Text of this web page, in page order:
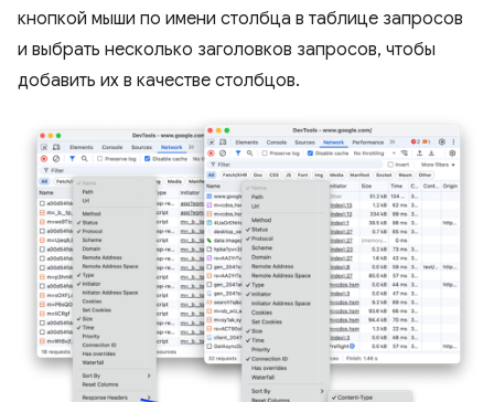
кнопкой мыши по имени столбца в таблице запросов
и выбрать несколько заголовков запросов, чтобы
добавить их в качестве столбцов.